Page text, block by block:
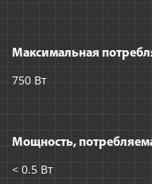
Максимальная
750 Вт
Мощность,
< 0.5 Вт